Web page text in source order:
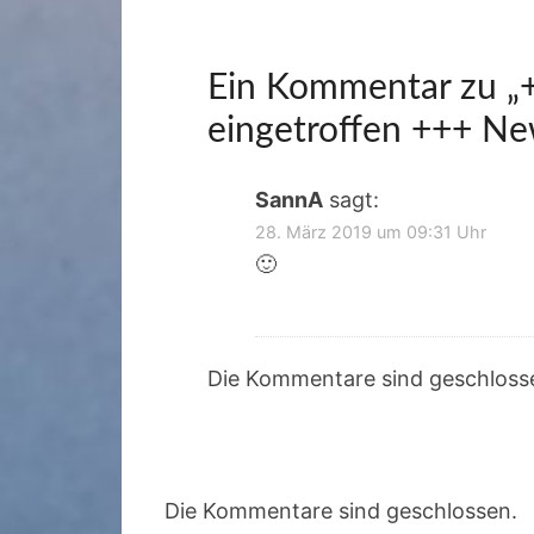
Ein Kommentar zu „
eingetroffen +++
SannA sagt:
28. März 2019 um 09:31 Uhr
🙂
Die Kommentare sind
Die Kommentare sind geschlossen.